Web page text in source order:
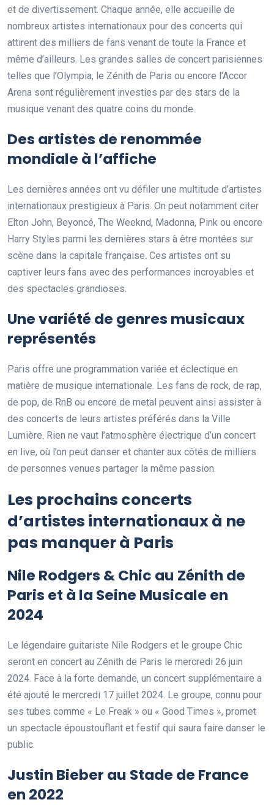
et de divertissement. Chaque année, elle accueille de
nombreux artistes internationaux pour des concerts qui
attirent des milliers de fans venant de toute la France et
même d’ailleurs. Les grandes salles de concert parisiennes
telles que l’Olympia, le Zénith de Paris ou encore l’Accor
Arena sont régulièrement investies par des stars de la
musique venant des quatre coins du monde.
Des artistes de renommée
mondiale à l’affiche
Les dernières années ont vu défiler une multitude d’artistes
internationaux prestigieux à Paris. On peut notamment citer
Elton John, Beyoncé, The Weeknd, Madonna, Pink ou encore
Harry Styles parmi les dernières stars à être montées sur
scène dans la capitale française. Ces artistes ont su
captiver leurs fans avec des performances incroyables et
des spectacles grandioses.
Une variété de genres musicaux
représentés
Paris offre une programmation variée et éclectique en
matière de musique internationale. Les fans de rock, de rap,
de pop, de RnB ou encore de metal peuvent ainsi assister à
des concerts de leurs artistes préférés dans la Ville
Lumière. Rien ne vaut l’atmosphère électrique d’un concert
en live, où l’on peut danser et chanter aux côtés de milliers
de personnes venues partager la même passion.
Les prochains concerts
d’artistes internationaux à ne
pas manquer à Paris
Nile Rodgers & Chic au Zénith de
Paris et à la Seine Musicale en
2024
Le légendaire guitariste Nile Rodgers et le groupe Chic
seront en concert au Zénith de Paris le mercredi 26 juin
2024. Face à la forte demande, un concert supplémentaire a
été ajouté le mercredi 17 juillet 2024. Le groupe, connu pour
ses tubes comme « Le Freak » ou « Good Times », promet
un spectacle époustouflant et festif qui saura faire danser le
public.
Justin Bieber au Stade de France
en 2022